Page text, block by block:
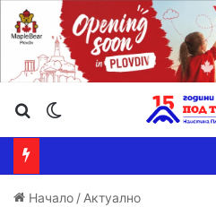
Търсене ...
Начало / Актуално